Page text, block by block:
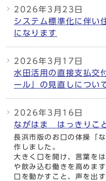
2026年3月23日
システム標準化に伴い
になります
2026年3月17日
水田活用の直接支払交
ール」の見直しについ
2026年3月16日
ながはま はっきりこ
長浜市版のお口の体操「
作しました。
大きく口を開け、言葉を
や飲み込む働きを高めます
口を動かすこと、声を出